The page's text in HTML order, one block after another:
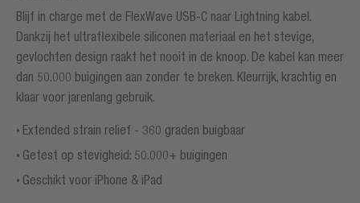
Blijf in charge met de FlexWave USB-C naar Lightning kabel.
Dankzij het ultraflexibele siliconen materiaal en het stevige,
gevlochten design raakt het nooit in de knoop. De kabel kan meer
dan 50.000 buigingen aan zonder te breken. Kleurrijk, krachtig en
klaar voor jarenlang gebruik.
Extended strain relief - 360 graden buigbaar
Getest op stevigheid: 50.000+ buigingen
Geschikt voor iPhone & iPad